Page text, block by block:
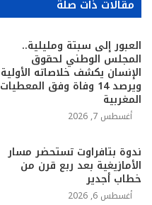
مقالات ذات صلة
العبور إلى سبتة ومليلية..
المجلس الوطني لحقوق
الإنسان يكشف خلاصاته الأولية
ويرصد 14 وفاة وفق المعطيات
المغربية
أغسطس 7, 2026
ندوة بتافراوت تستحضر مسار
الأمازيغية بعد ربع قرن من
خطاب أجدير
أغسطس 6, 2026